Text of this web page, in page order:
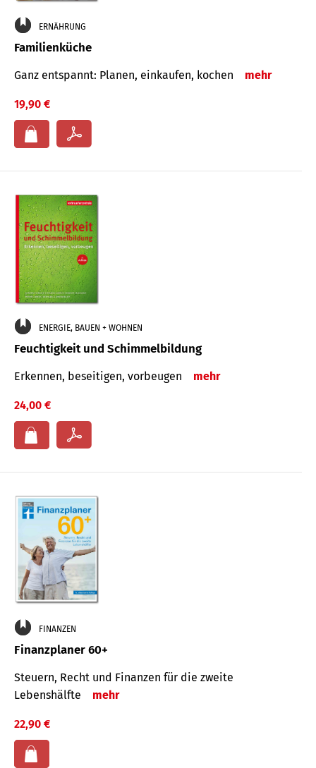
ERNÄHRUNG
Familienküche
Ganz entspannt: Planen, einkaufen, kochen mehr
19,90 €
ENERGIE, BAUEN + WOHNEN
Feuchtigkeit und Schimmelbildung
Erkennen, beseitigen, vorbeugen mehr
24,00 €
FINANZEN
Finanzplaner 60+
Steuern, Recht und Finanzen für die zweite
Lebenshälfte
mehr
22,90 €